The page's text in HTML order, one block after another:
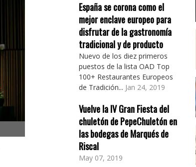
España se corona como el
mejor enclave europeo para
disfrutar de la gastronomía
tradicional y de producto
Nuevo de los diez primeros
puestos de la lista OAD Top
100+ Restaurantes Europeos
de Tradición... Jan 24, 2019
Vuelve la IV Gran Fiesta del
chuletón de PepeChuletón en
las bodegas de Marqués de
Riscal
May 07, 2019